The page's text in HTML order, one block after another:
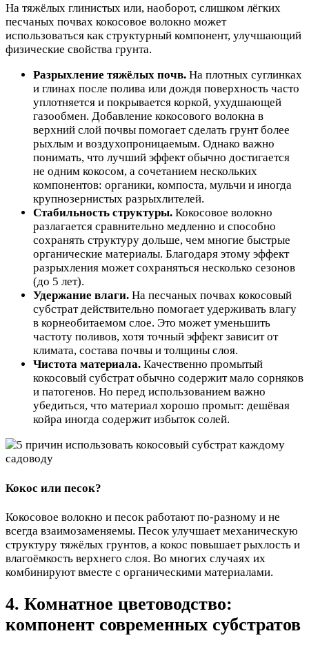
На тяжёлых глинистых или, наоборот, слишком лёгких
песчаных почвах кокосовое волокно может
использоваться как структурный компонент, улучшающий
физические свойства грунта.
Разрыхление тяжёлых почв. На плотных суглинках
и глинах после полива или дождя поверхность часто
уплотняется и покрывается коркой, ухудшающей
газообмен. Добавление кокосового волокна в
верхний слой почвы помогает сделать грунт более
рыхлым и воздухопроницаемым. Однако важно
понимать, что лучший эффект обычно достигается
не одним кокосом, а сочетанием нескольких
компонентов: органики, компоста, мульчи и иногда
крупнозернистых разрыхлителей.
Стабильность структуры. Кокосовое волокно
разлагается сравнительно медленно и способно
сохранять структуру дольше, чем многие быстрые
органические материалы. Благодаря этому эффект
разрыхления может сохраняться несколько сезонов
(до 5 лет).
Удержание влаги. На песчаных почвах кокосовый
субстрат действительно помогает удерживать влагу
в корнеобитаемом слое. Это может уменьшить
частоту поливов, хотя точный эффект зависит от
климата, состава почвы и толщины слоя.
Чистота материала. Качественно промытый
кокосовый субстрат обычно содержит мало сорняков
и патогенов. Но перед использованием важно
убедиться, что материал хорошо промыт: дешёвая
койра иногда содержит избыток солей.
Кокос или песок?
Кокосовое волокно и песок работают по-разному и не
всегда взаимозаменяемы. Песок улучшает механическую
структуру тяжёлых грунтов, а кокос повышает рыхлость и
влагоёмкость верхнего слоя. Во многих случаях их
комбинируют вместе с органическими материалами.
4. Комнатное цветоводство:
компонент современных субстратов